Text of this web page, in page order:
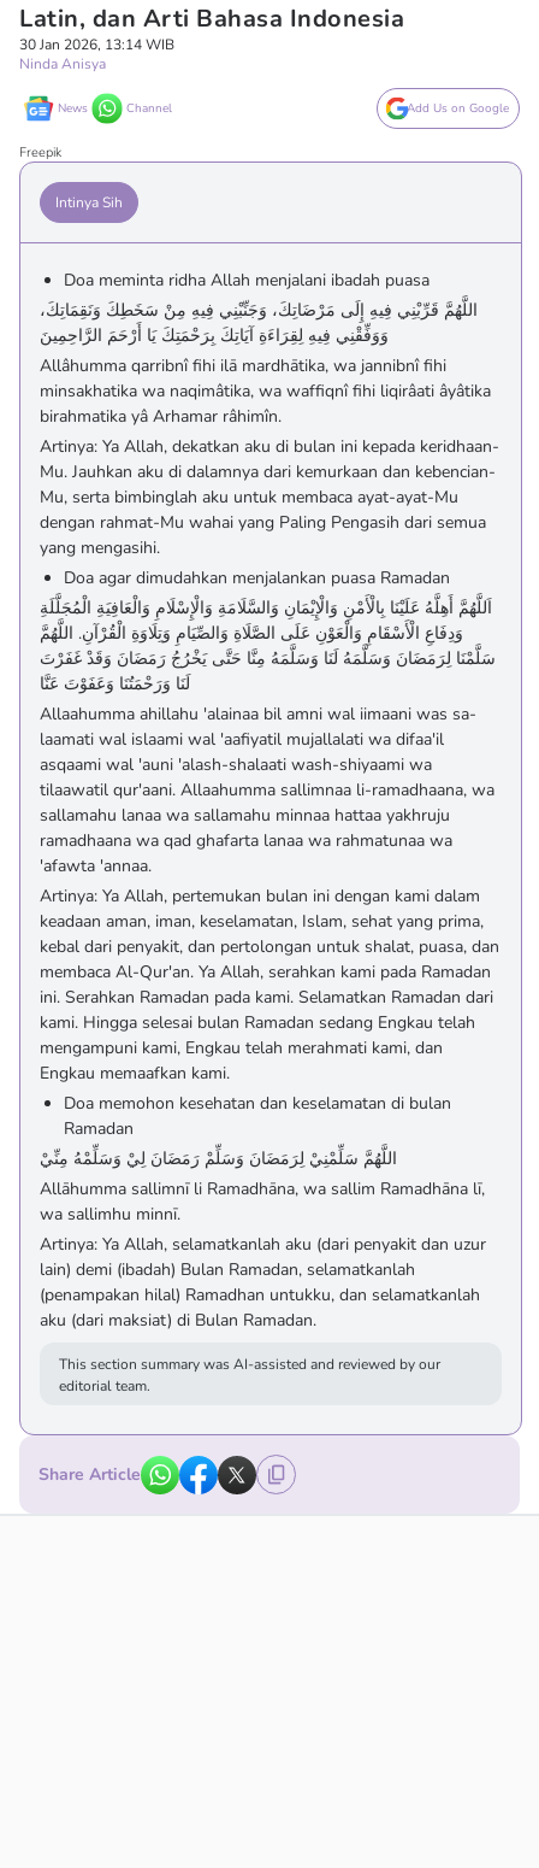
Latin, dan Arti Bahasa Indonesia
30 Jan 2026, 13:14 WIB
Ninda Anisya
News Channel Add Us on Google
Freepik
Intinya Sih
Doa meminta ridha Allah menjalani ibadah puasa
اللَّهُمَّ قَرِّبْنِي فِيهِ إِلَى مَرْضَاتِكَ، وَجَنِّبْنِي فِيهِ مِنْ سَخَطِكَ وَنَقِمَاتِكَ،
وَوَفِّقْنِي فِيهِ لِقِرَاءَةِ آيَاتِكَ بِرَحْمَتِكَ يَا أَرْحَمَ الرَّاحِمِينَ
Allâhumma qarribnî fihi ilā mardhātika, wa jannibnî fihi
minsakhatika wa naqimâtika, wa waffiqnî fihi liqirâati âyâtika
birahmatika yâ Arhamar râhimîn.
Artinya: Ya Allah, dekatkan aku di bulan ini kepada keridhaan-
Mu. Jauhkan aku di dalamnya dari kemurkaan dan kebencian-
Mu, serta bimbinglah aku untuk membaca ayat-ayat-Mu
dengan rahmat-Mu wahai yang Paling Pengasih dari semua
yang mengasihi.
Doa agar dimudahkan menjalankan puasa Ramadan
اَللَّهُمَّ أَهِلَّهُ عَلَيْنَا بِالْأَمْنِ وَالْإِيْمَانِ وَالسَّلَامَةِ وَالْإِسْلَامِ وَالْعَافِيَةِ الْمُجَلَّلَةِ
وَدِفَاعِ الْأَسْقَامِ وَالْعَوْنِ عَلَى الصَّلَاةِ وَالصِّيَامِ وَتِلَاوَةِ الْقُرْآنِ. اللَّهُمَّ
سَلَّمْنَا لِرَمَضَانَ وَسَلَّمَهُ لَنَا وَسَلَّمَهُ مِنَّا حَتَّى يَخْرُجُ رَمَضَانَ وَقَدْ غَفَرْتَ
لَنَا وَرَحْمَتُنَا وَعَفَوْتَ عَنَّا
Allaahumma ahillahu 'alainaa bil amni wal iimaani was sa-
laamati wal islaami wal 'aafiyatil mujallalati wa difaa'il
asqaami wal 'auni 'alash-shalaati wash-shiyaami wa
tilaawatil qur'aani. Allaahumma sallimnaa li-ramadhaana, wa
sallamahu lanaa wa sallamahu minnaa hattaa yakhruju
ramadhaana wa qad ghafarta lanaa wa rahmatunaa wa
'afawta 'annaa.
Artinya: Ya Allah, pertemukan bulan ini dengan kami dalam
keadaan aman, iman, keselamatan, Islam, sehat yang prima,
kebal dari penyakit, dan pertolongan untuk shalat, puasa, dan
membaca Al-Qur'an. Ya Allah, serahkan kami pada Ramadan
ini. Serahkan Ramadan pada kami. Selamatkan Ramadan dari
kami. Hingga selesai bulan Ramadan sedang Engkau telah
mengampuni kami, Engkau telah merahmati kami, dan
Engkau memaafkan kami.
Doa memohon kesehatan dan keselamatan di bulan
Ramadan
اللَّهُمَّ سَلِّمْنِيْ لِرَمَضَانَ وَسَلِّمْ رَمَضَانَ لِيْ وَسَلِّمْهُ مِنِّيْ
Allāhumma sallimnī li Ramadhāna, wa sallim Ramadhāna lī,
wa sallimhu minnī.
Artinya: Ya Allah, selamatkanlah aku (dari penyakit dan uzur
lain) demi (ibadah) Bulan Ramadan, selamatkanlah
(penampakan hilal) Ramadhan untukku, dan selamatkanlah
aku (dari maksiat) di Bulan Ramadan.
This section summary was AI-assisted and reviewed by our
editorial team.
Share Article